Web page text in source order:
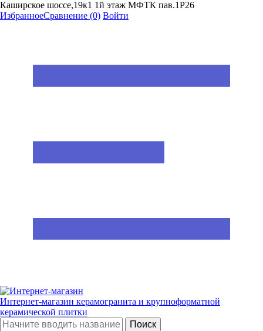
Каширское шоссе,19к1 1й этаж МФТК пав.1Р26
ИзбранноеСравнение (0) Войти
Интернет-магазин керамогранита и крупноформатной
керамической плитки
Поиск